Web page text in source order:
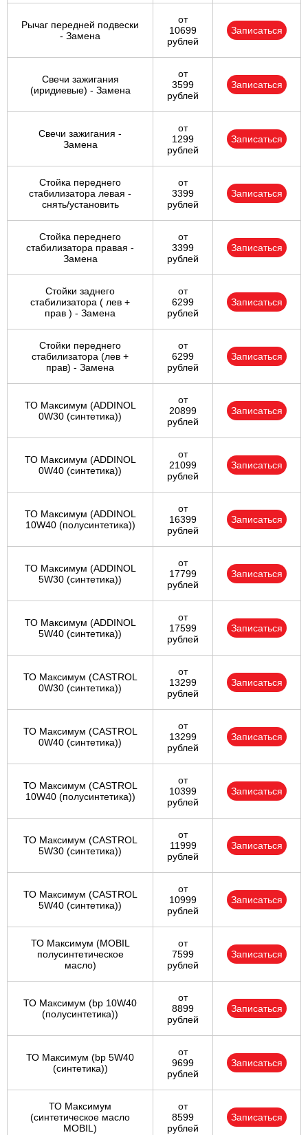
Рычаг передней подвески
- Замена
от
10699
рублей
Записаться
Свечи зажигания
(иридиевые) - Замена
от
3599
рублей
Записаться
Свечи зажигания -
Замена
от
1299
рублей
Записаться
Стойка переднего
стабилизатора левая -
снять/установить
от
3399
рублей
Записаться
Стойка переднего
стабилизатора правая -
Замена
от
3399
рублей
Записаться
Стойки заднего
стабилизатора ( лев +
прав ) - Замена
от
6299
рублей
Записаться
Стойки переднего
стабилизатора (лев +
прав) - Замена
от
6299
рублей
Записаться
ТО Максимум (ADDINOL
0W30 (синтетика))
от
20899
рублей
Записаться
ТО Максимум (ADDINOL
0W40 (синтетика))
от
21099
рублей
Записаться
ТО Максимум (ADDINOL
10W40 (полусинтетика))
от
16399
рублей
Записаться
ТО Максимум (ADDINOL
5W30 (синтетика))
от
17799
рублей
Записаться
ТО Максимум (ADDINOL
5W40 (синтетика))
от
17599
рублей
Записаться
ТО Максимум (CASTROL
0W30 (синтетика))
от
13299
рублей
Записаться
ТО Максимум (CASTROL
0W40 (синтетика))
от
13299
рублей
Записаться
ТО Максимум (CASTROL
10W40 (полусинтетика))
от
10399
рублей
Записаться
ТО Максимум (CASTROL
5W30 (синтетика))
от
11999
рублей
Записаться
ТО Максимум (CASTROL
5W40 (синтетика))
от
10999
рублей
Записаться
ТО Максимум (MOBIL
полуcинтетическое
масло)
от
7599
рублей
Записаться
ТО Максимум (bp 10W40
(полусинтетика))
от
8899
рублей
Записаться
ТО Максимум (bp 5W40
(синтетика))
от
9699
рублей
Записаться
ТО Максимум
(cинтетическое масло
MOBIL)
от
8599
рублей
Записаться